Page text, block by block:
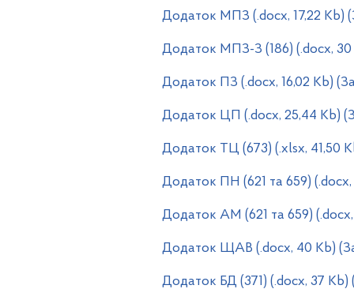
Додаток МПЗ (.docx, 17,22 Kb)
Додаток МПЗ-З (186) (.docx, 30
Додаток ПЗ (.docx, 16,02 Kb)
Додаток ЦП (.docx, 25,44 Kb)
Додаток ТЦ (673) (.xlsx, 41,50
Додаток ПН (621 та 659)
Додаток АМ (621 та 659)
Додаток ЩАВ (.docх, 40 Kb)
Додаток БД (371) (.docx, 37 Kb)